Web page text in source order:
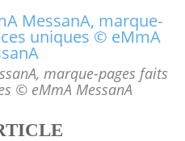
marque-pages faits
© eMmA MessanA